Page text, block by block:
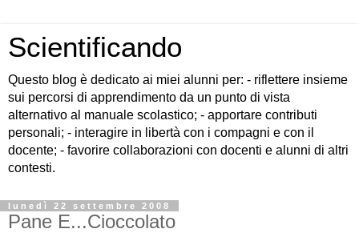
Scientificando
Questo blog è dedicato ai miei alunni per: - riflettere insieme
sui percorsi di apprendimento da un punto di vista
alternativo al manuale scolastico; - apportare contributi
personali; - interagire in libertà con i compagni e con il
docente; - favorire collaborazioni con docenti e alunni di altri
contesti.
lunedì 22 settembre 2008
Pane E...Cioccolato